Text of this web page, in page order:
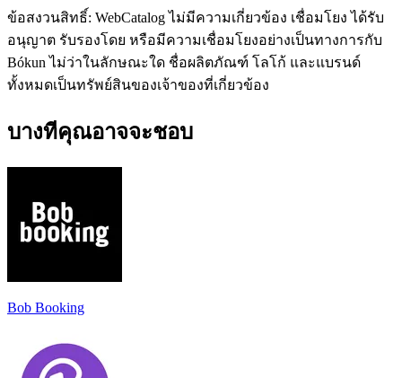
ข้อสงวนสิทธิ์: WebCatalog ไม่มีความเกี่ยวข้อง เชื่อมโยง ได้รับ
อนุญาต รับรองโดย หรือมีความเชื่อมโยงอย่างเป็นทางการกับ
Bókun ไม่ว่าในลักษณะใด ชื่อผลิตภัณฑ์ โลโก้ และแบรนด์
ทั้งหมดเป็นทรัพย์สินของเจ้าของที่เกี่ยวข้อง
บางทีคุณอาจจะชอบ
Bob Booking